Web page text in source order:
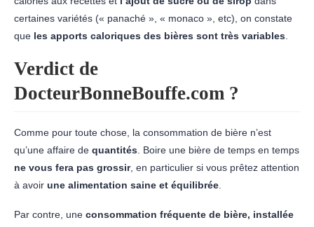
certaines variétés (« panaché », « monaco », etc), on constate
que les apports caloriques des bières sont très variables
Verdict de
DocteurBonneBouffe.com ?
Comme pour toute chose, la consommation de bière n’est
qu’une affaire de quantités . Boire une bière de temps en temps
ne vous fera pas grossir, en particulier si vous prêtez attention
à avoir une alimentation saine et équilibrée
Par contre, une consommation fréquente de bière, installée